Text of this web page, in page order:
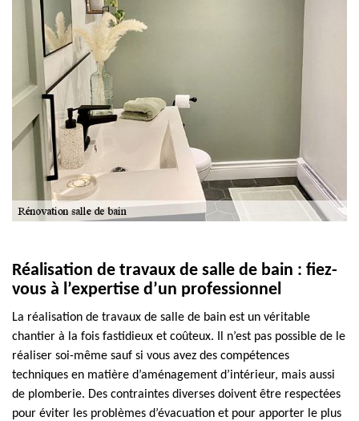
Réalisation de travaux de salle de bain : fiez-
vous à l’expertise d’un professionnel
La réalisation de travaux de salle de bain est un véritable
chantier à la fois fastidieux et coûteux. Il n’est pas possible de le
réaliser soi-même sauf si vous avez des compétences
techniques en matière d’aménagement d’intérieur, mais aussi
de plomberie. Des contraintes diverses doivent être respectées
pour éviter les problèmes d’évacuation et pour apporter le plus